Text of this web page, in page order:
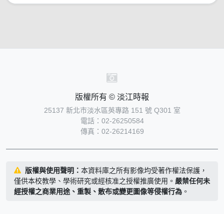
版權所有 © 淡江時報
25137 新北市淡水區英專路 151 號 Q301 室
電話：02-26250584
傳真：02-26214169
版權與使用聲明： 本資料庫之所有影像均受著作權法保護，
僅供本校教學、學術研究或經核准之授權推廣使用。 嚴禁任何未
經授權之商業用途、重製、散布或變更圖像等侵權行為 。